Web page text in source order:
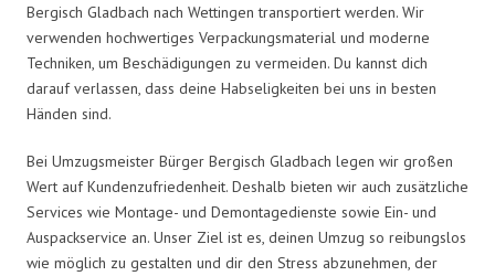
Bergisch Gladbach nach Wettingen transportiert werden. Wir
verwenden hochwertiges Verpackungsmaterial und moderne
Techniken, um Beschädigungen zu vermeiden. Du kannst dich
darauf verlassen, dass deine Habseligkeiten bei uns in besten
Händen sind.
Bei Umzugsmeister Bürger Bergisch Gladbach legen wir großen
Wert auf Kundenzufriedenheit. Deshalb bieten wir auch zusätzliche
Services wie Montage- und Demontagedienste sowie Ein- und
Auspackservice an. Unser Ziel ist es, deinen Umzug so reibungslos
wie möglich zu gestalten und dir den Stress abzunehmen, der